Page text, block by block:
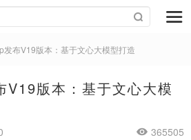
发布V19版本：基于文心大模型打造
V19版本：基于文心大模
365505